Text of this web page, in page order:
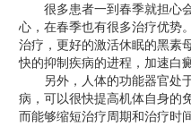
很多患者一到春季就担心会
心，在春季也有很多治疗优势
治疗，更好的激活休眠的黑素
快的抑制疾病的进程，加速白
另外，人体的功能器官处于
病，可以很快提高机体自身的
而能够缩短治疗周期和治疗时